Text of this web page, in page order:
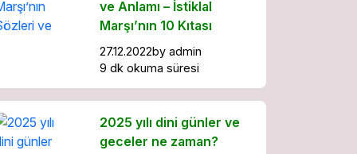
ve Anlamı – İstiklal
Marşı’nın 10 Kıtası
27.12.2022by admin
9 dk okuma süresi
2025 yılı dini günler ve
geceler ne zaman?